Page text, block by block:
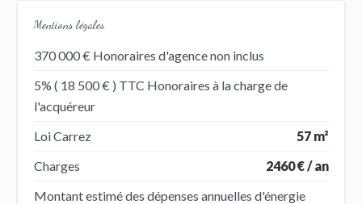
Mentions légales
370 000 € Honoraires d'agence non inclus
5% ( 18 500 € ) TTC Honoraires à la charge de
l'acquéreur
Loi Carrez
57 m²
Charges
2460 € / an
Montant estimé des dépenses annuelles d'énergie